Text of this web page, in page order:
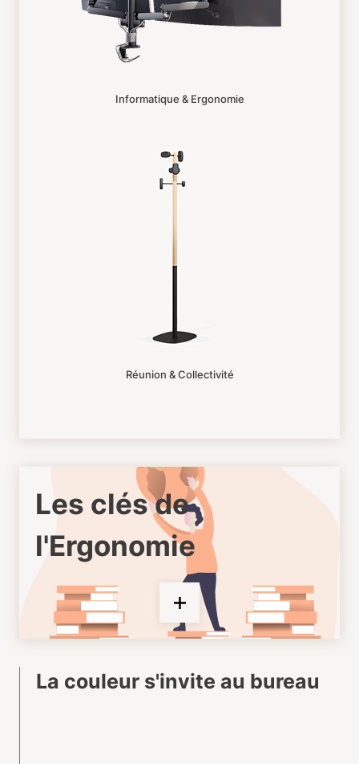
Informatique & Ergonomie
Réunion & Collectivité
Les clés de
l'Ergonomie
La couleur s'invite au bureau